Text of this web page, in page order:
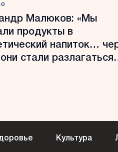
Малюков: «Мы
продукты в
напиток…
стали
Культура